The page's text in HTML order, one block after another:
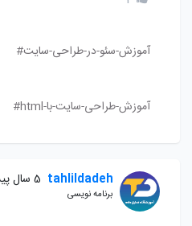
آموزش-سئو-در-طراحی-سایت#
آموزش-طراحی-سایت-با-html#
tahlildadeh 5 سال پیش
برنامه نویسی